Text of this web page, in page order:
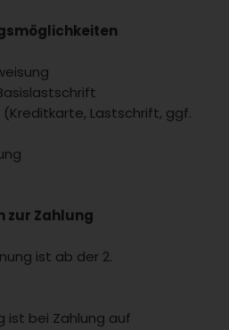
Lastschrift, ggf.
zur Zahlung
ist ab der 2.
ist bei Zahlung auf